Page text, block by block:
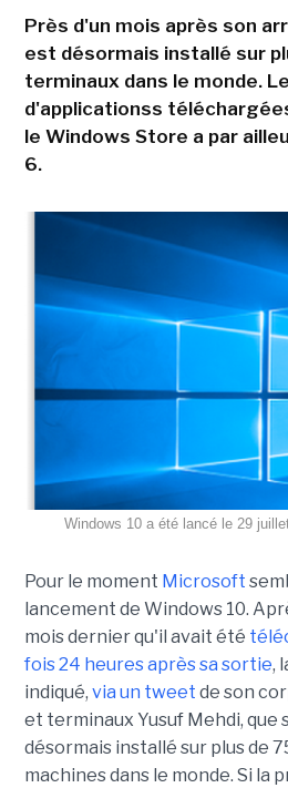
Près d'un mois après son
est désormais installé sur
terminaux dans le monde.
d'applicationss
le Windows Store a par
6.
Windows 10 a été lancé le 29
Pour le moment Microsoft
lancement de Windows 10.
mois dernier qu'il avait été
fois 24 heures après sa sortie,
indiqué, via un tweet de son
et terminaux Yusuf Mehdi, que
désormais installé sur plus de
machines dans le monde. Si la